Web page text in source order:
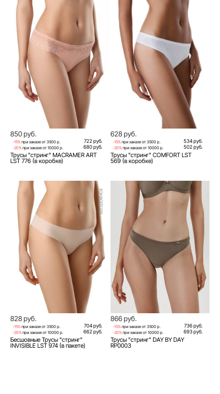
850 руб.
-15% при заказе от 3500 р. 722 руб.
-20% при заказе от 10000 р. 680 руб.
Трусы "стринг" MACRAMER ART
LST 776 (в коробке)
628 руб.
-15% при заказе от 3500 р. 534 руб.
-20% при заказе от 10000 р. 502 руб.
Трусы "стринг" COMFORT LST
569 (в коробке)
828 руб.
-15% при заказе от 3500 р. 704 руб.
-20% при заказе от 10000 р. 662 руб.
Бесшовные Трусы "стринг"
INVISIBLE LST 974 (в пакете)
866 руб.
-15% при заказе от 3500 р. 736 руб.
-20% при заказе от 10000 р. 693 руб.
Трусы "стринг" DAY BY DAY
RP0003